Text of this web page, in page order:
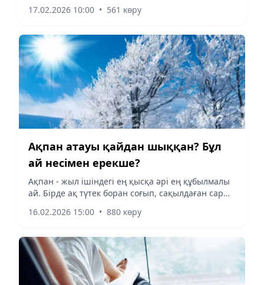
Осындай желеумен алаяқтарды "сынап" көрмек
17.02.2026 10:00 • 561 көру
Ақпан атауы қайдан шыққан? Бұл
ай несімен ерекше?
Ақпан - жыл ішіндегі ең қысқа әрі ең құбылмалы
ай. Бірде ақ түтек боран соғып, сақылдаған сары
көктемнің лебі сезіле бастайды. Неліктен ақпан
16.02.2026 15:00 • 880 көру